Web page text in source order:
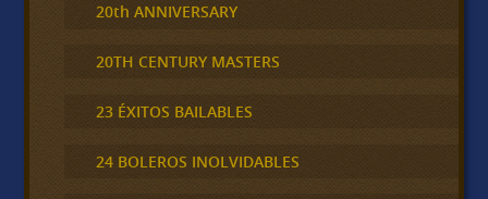
20th ANNIVERSARY
20TH CENTURY MASTERS
23 ÉXITOS BAILABLES
24 BOLEROS INOLVIDABLES